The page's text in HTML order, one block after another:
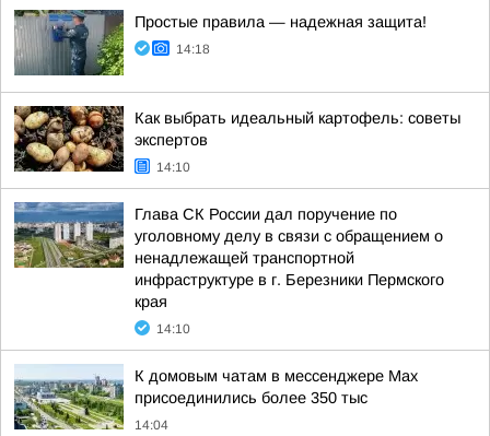
Простые правила — надежная защита!
14:18
Как выбрать идеальный картофель: советы
экспертов
14:10
Глава СК России дал поручение по
уголовному делу в связи с обращением о
ненадлежащей транспортной
инфраструктуре в г. Березники Пермского
края
14:10
К домовым чатам в мессенджере Max
присоединились более 350 тыс
14:04